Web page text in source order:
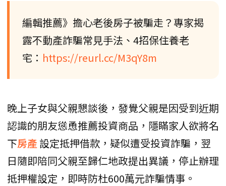
編輯推薦》擔心老後房子被騙走？專家揭
露不動產詐騙常見手法、4招保住養老
宅： https://reurl.cc/M3qY8m
晚上子女與父親懇談後，發覺父親是因受到近期
認識的朋友慫恿推薦投資商品，隱瞞家人欲將名
下房產 設定抵押借款，疑似遭受投資詐騙，翌
日隨即陪同父親至歸仁地政提出異議，停止辦理
抵押權設定，即時防杜600萬元詐騙情事。